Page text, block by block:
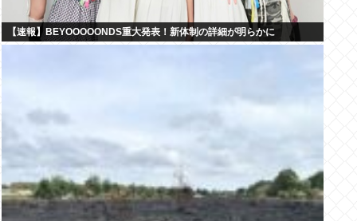
【速報】BEYOOOOONDS重大発表！新体制の詳細が明らかに